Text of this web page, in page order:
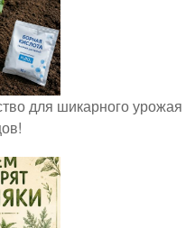
для шикарного урожая